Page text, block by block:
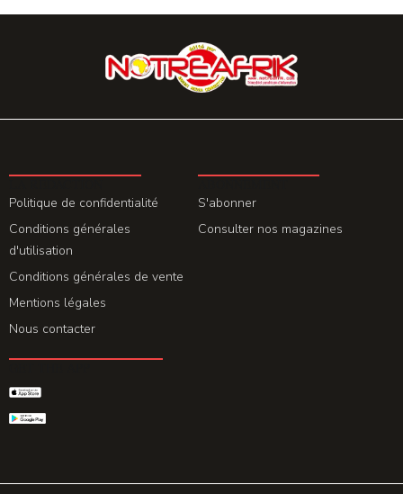
Politique de confidentialité
Conditions générales
d'utilisation
Conditions générales de vente
Mentions légales
Nous contacter
S'abonner
Consulter nos magazines